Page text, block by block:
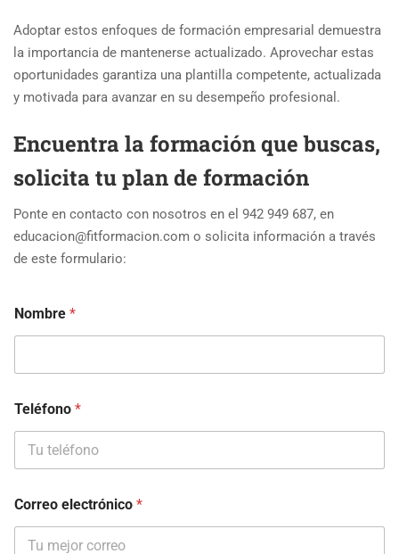
Adoptar estos enfoques de formación empresarial demuestra
la importancia de mantenerse actualizado. Aprovechar estas
oportunidades garantiza una plantilla competente, actualizada
y motivada para avanzar en su desempeño profesional.
Encuentra la formación que buscas,
solicita tu plan de formación
Ponte en contacto con nosotros en el 942 949 687, en
educacion@fitformacion.com o solicita información a través
de este formulario:
Nombre *
Teléfono *
Correo electrónico *